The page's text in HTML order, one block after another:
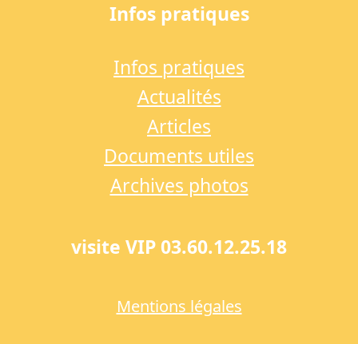
Infos pratiques
Infos pratiques
Actualités
Articles
Documents utiles
Archives photos
visite VIP 03.60.12.25.18
Mentions légales